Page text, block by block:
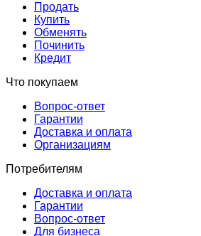
Продать
Купить
Обменять
Починить
Кредит
Что покупаем
Вопрос-ответ
Гарантии
Доставка и оплата
Организациям
Потребителям
Доставка и оплата
Гарантии
Вопрос-ответ
Для бизнеса